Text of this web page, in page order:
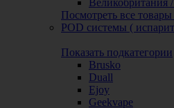
Посмотреть все товары
POD системы (
Показать подкатегории
Brusko
Duall
Ejoy
Geekvape